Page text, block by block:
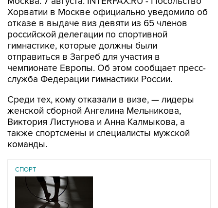
отказе в выдаче виз девяти из 65 членов
российской делегации по спортивной
гимнастике, которые должны были
отправиться в Загреб для участия в
чемпионате Европы. Об этом сообщает пресс-
служба Федерации гимнастики России.
Среди тех, кому отказали в визе, — лидеры
Виктория Листунова и Анна Калмыкова, а
также спортсмены и специалисты мужской
команды.
СПОРТ